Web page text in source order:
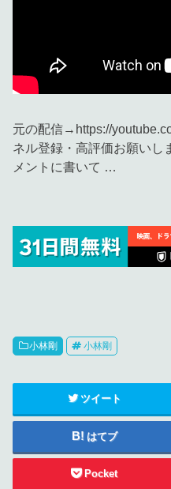
元の配信→https://
ネル登録・高評価お願いし
メントに書いて …
小林剛 小林剛
ツイート
はてブ
Pocket